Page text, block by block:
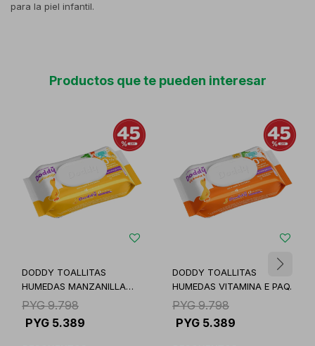
para la piel infantil.
Productos que te pueden interesar
DODDY TOALLITAS
HUMEDAS MANZANILLA
PAQ.
PYG 9.798
PYG 5.389
DODDY TOALLITAS
HUMEDAS VITAMINA E PAQ.
PYG 9.798
PYG 5.389